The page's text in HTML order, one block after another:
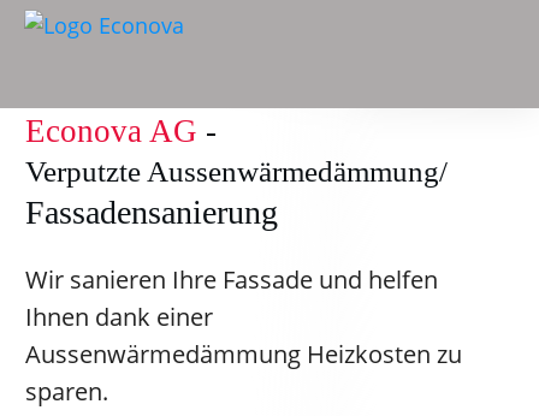
Econova AG -
Verputzte Aussenwärmedämmung/
Fassadensanierung
Wir sanieren Ihre Fassade und helfen
Ihnen dank einer
Aussenwärmedämmung Heizkosten zu
sparen.